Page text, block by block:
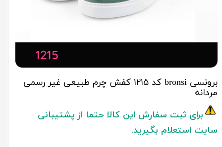
برونسی bronsi کد ۱۲۱۵ کفش چرم طبیعی غیر رسمی
مردانه
برای ثبت سفارش این کالا حتما از پشتیبانی
سایت استعلام بگیرید.